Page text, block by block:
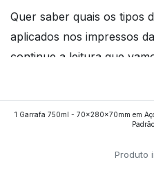
Quer saber quais os tipos
aplicados nos impressos
continue a leitura que
1 Garrafa 750ml - 70x280x70mm em
Padrão
Produto